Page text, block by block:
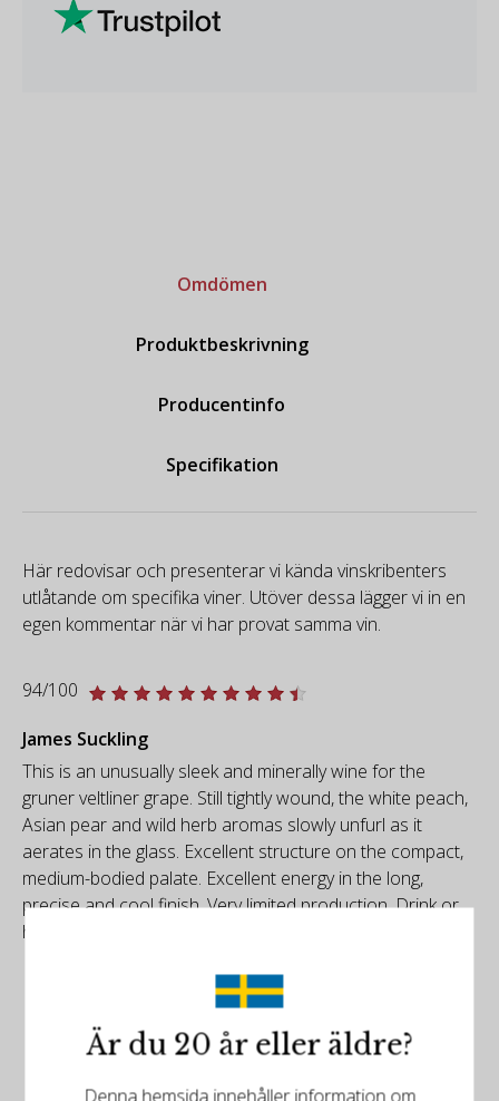
Omdömen
Produktbeskrivning
Producentinfo
Specifikation
Här redovisar och presenterar vi kända vinskribenters
utlåtande om specifika viner. Utöver dessa lägger vi in en
egen kommentar när vi har provat samma vin.
94/100
James Suckling
This is an unusually sleek and minerally wine for the
gruner veltliner grape. Still tightly wound, the white peach,
Asian pear and wild herb aromas slowly unfurl as it
aerates in the glass. Excellent structure on the compact,
medium-bodied palate. Excellent energy in the long,
precise and cool finish. Very limited production. Drink or
hold.
Är du 20 år eller äldre?
Denna hemsida innehåller information om